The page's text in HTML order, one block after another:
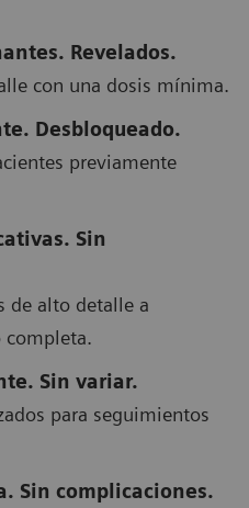
Revelados.
con una dosis mínima.
Desbloqueado.
previamente
Sin
de alto detalle a
completa.
Sin variar.
para seguimientos
Sin complicaciones.